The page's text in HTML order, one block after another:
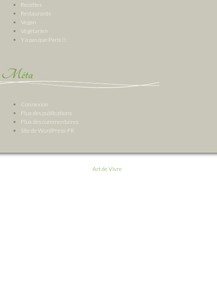
Recettes
Restaurants
Vegan
Végétarien
Y a pas que Paris !!!
Méta
Connexion
Flux des publications
Flux des commentaires
Site de WordPress-FR
Art de Vivre